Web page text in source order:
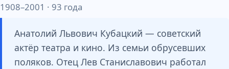
1908–2001 · 93 года
Анатолий Львович Кубацкий — советский
актёр театра и кино. Из семьи обрусевших
поляков. Отец Лев Станиславович работал